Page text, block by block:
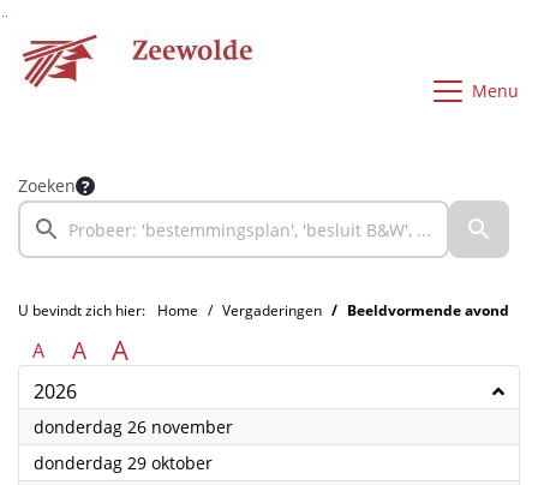
Menu
Zoeken
U bevindt zich hier: Home Vergaderingen Beeldvormende avond
A A A
2026
donderdag 26 november2026
donderdag 29 oktober2026